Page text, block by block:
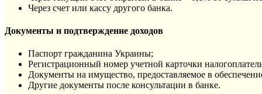
Через счет или кассу другого банка.
Документы и подтверждение доходов
Паспорт гражданина Украины;
Регистрационный номер учетной карточки
Документы на имущество, предоставляемое в
Другие документы после консультации в банке.